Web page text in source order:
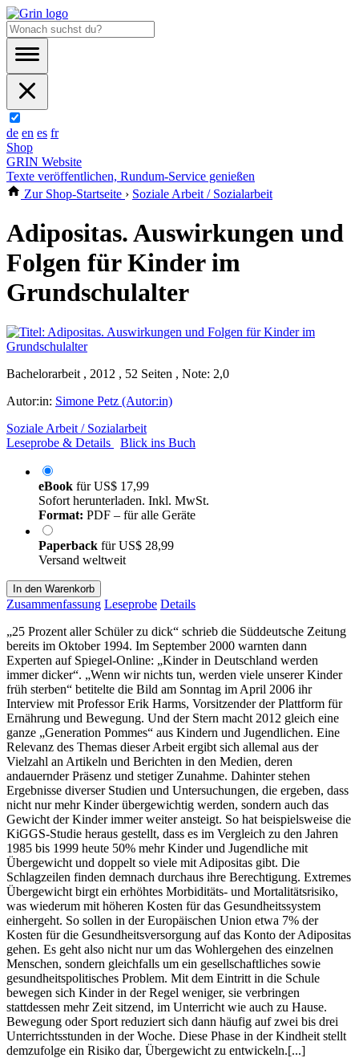
de en es fr
Shop
GRIN Website
Texte veröffentlichen, Rundum-Service genießen
Zur Shop-Startseite › Soziale Arbeit / Sozialarbeit
Adipositas. Auswirkungen und
Folgen für Kinder im
Grundschulalter
Bachelorarbeit , 2012 , 52 Seiten , Note: 2,0
Autor:in: Simone Petz (Autor:in)
Soziale Arbeit / Sozialarbeit
Leseprobe & Details
Blick ins Buch
eBook fürUS$ 17,99
Sofort herunterladen. Inkl. MwSt.
Format: PDF – für alle Geräte
Paperback fürUS$ 28,99
Versand weltweit
In den Warenkorb
Zusammenfassung Leseprobe Details
„25 Prozent aller Schüler zu dick“ schrieb die Süddeutsche Zeitung
bereits im Oktober 1994. Im September 2000 warnten dann
Experten auf Spiegel-Online: „Kinder in Deutschland werden
immer dicker“. „Wenn wir nichts tun, werden viele unserer Kinder
früh sterben“ betitelte die Bild am Sonntag im April 2006 ihr
Interview mit Professor Erik Harms, Vorsitzender der Plattform für
Ernährung und Bewegung. Und der Stern macht 2012 gleich eine
ganze „Generation Pommes“ aus Kindern und Jugendlichen. Eine
Relevanz des Themas dieser Arbeit ergibt sich allemal aus der
Vielzahl an Artikeln und Berichten in den Medien, deren
andauernder Präsenz und stetiger Zunahme. Dahinter stehen
Ergebnisse diverser Studien und Untersuchungen, die ergeben, dass
nicht nur mehr Kinder übergewichtig werden, sondern auch das
Gewicht der Kinder immer weiter ansteigt. So hat beispielsweise die
KiGGS-Studie heraus gestellt, dass es im Vergleich zu den Jahren
1985 bis 1999 heute 50% mehr Kinder und Jugendliche mit
Übergewicht und doppelt so viele mit Adipositas gibt. Die
Schlagzeilen finden demnach durchaus ihre Berechtigung. Extremes
Übergewicht birgt ein erhöhtes Morbiditäts- und Mortalitätsrisiko,
was wiederum mit höheren Kosten für das Gesundheitssystem
einhergeht. So sollen in der Europäischen Union etwa 7% der
Kosten für die Gesundheitsversorgung auf das Konto der Adipositas
gehen. Es geht also nicht nur um das Wohlergehen des einzelnen
Menschen, sondern gleichfalls um ein gesellschaftliches sowie
gesundheitspolitisches Problem. Mit dem Eintritt in die Schule
bewegen sich Kinder in der Regel weniger, sie verbringen
stattdessen mehr Zeit sitzend, im Unterricht wie auch zu Hause.
Bewegung oder Sport reduziert sich dann häufig auf zwei bis drei
Unterrichtsstunden in der Woche. Diese Phase in der Kindheit stellt
demzufolge ein Risiko dar, Übergewicht zu entwickeln.[...]